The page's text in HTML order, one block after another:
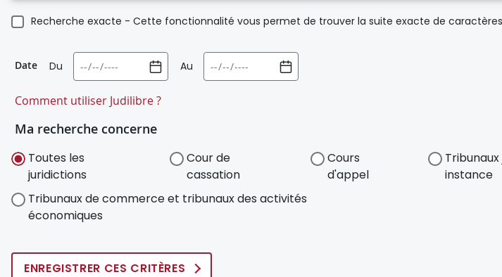
Recherche exacte - Cette fonctionnalité vous permet de trouver la suite exacte de
Date Du Au
Comment utiliser Judilibre ?
Ma recherche concerne
Toutes les
juridictions
Cour de
cassation
Cours
d'appel
instance
Tribunaux de commerce et tribunaux des activités
économiques
ENREGISTRER CES CRITÈRES